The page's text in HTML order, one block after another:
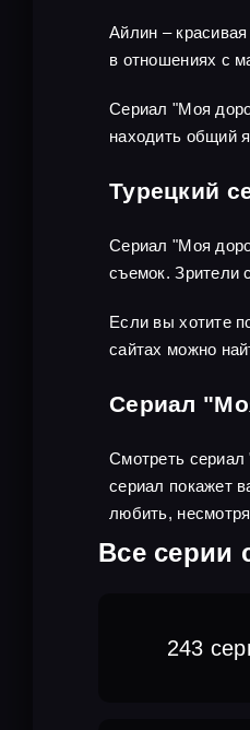
Айлин –
в отношениях с
Сериал "Моя
находить общий
Турецкий
Сериал "Моя
съемок. Зрители
Если вы хотите
сайтах можно
Сериал
Смотреть
сериал покажет
любить,
Все серии
243